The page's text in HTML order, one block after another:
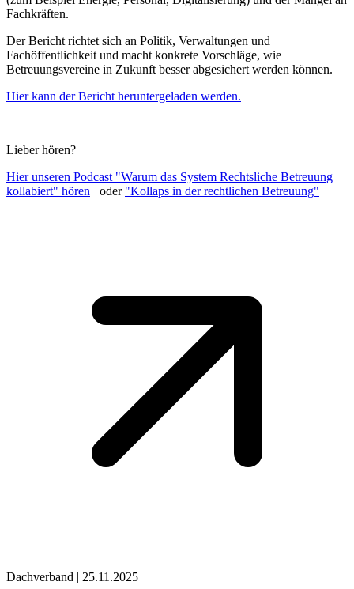
Fachkräften.
Der Bericht richtet sich an Politik, Verwaltungen und
Fachöffentlichkeit und macht konkrete Vorschläge, wie
Betreuungsvereine in Zukunft besser abgesichert werden können.
Hier kann der Bericht heruntergeladen werden.
Lieber hören?
Hier unseren Podcast "Warum das System Rechtsliche Betreuung
kollabiert" hören oder "Kollaps in der rechtlichen Betreuung"
Dachverband | 25.11.2025